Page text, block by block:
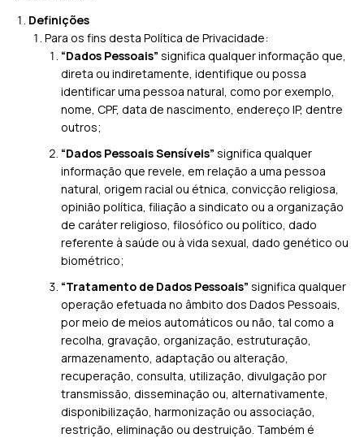
Definições
Para os fins desta Política de Privacidade:
“Dados Pessoais” significa qualquer informação que,
direta ou indiretamente, identifique ou possa
identificar uma pessoa natural, como por exemplo,
nome, CPF, data de nascimento, endereço IP, dentre
outros;
“Dados Pessoais Sensíveis” significa qualquer
informação que revele, em relação a uma pessoa
natural, origem racial ou étnica, convicção religiosa,
opinião política, filiação a sindicato ou a organização
de caráter religioso, filosófico ou político, dado
referente à saúde ou à vida sexual, dado genético ou
biométrico;
“Tratamento de Dados Pessoais” significa qualquer
operação efetuada no âmbito dos Dados Pessoais,
por meio de meios automáticos ou não, tal como a
recolha, gravação, organização, estruturação,
armazenamento, adaptação ou alteração,
recuperação, consulta, utilização, divulgação por
transmissão, disseminação ou, alternativamente,
disponibilização, harmonização ou associação,
restrição, eliminação ou destruição. Também é